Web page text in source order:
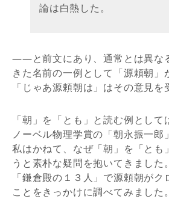
論は白熱した。
――と前文にあり、通常とは異な
きた名前の一例として「源頼朝」
「じゃあ源頼朝は」はその意見を
「朝」を「とも」と読む例として
ノーベル物理学賞の「朝永振一郎
私はかねて、なぜ「朝」を「とも
うと素朴な疑問を抱いてきました
「鎌倉殿の１３人」で源頼朝が
ことをきっかけに調べてみました。